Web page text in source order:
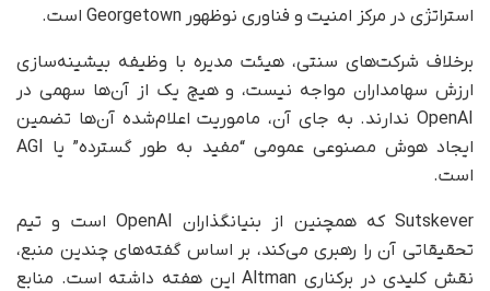
استراتژی در مرکز امنیت و فناوری نوظهور Georgetown است.
برخلاف شرکت‌های سنتی، هیئت مدیره با وظیفه بیشینه‌سازی
ارزش سهامداران مواجه نیست، و هیچ یک از آن‌ها سهمی در
OpenAI ندارند. به جای آن، ماموریت اعلام‌شده آن‌ها تضمین
ایجاد هوش مصنوعی عمومی “مفید به طور گسترده” یا AGI
است.
Sutskever که همچنین از بنیانگذاران OpenAI است و تیم
تحقیقاتی آن را رهبری می‌کند، بر اساس گفته‌های چندین منبع،
نقش کلیدی در برکناری Altman این هفته داشته است. منابع